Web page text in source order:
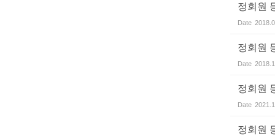
정회원
Date
정회원
Date
정회원
Date
정회원